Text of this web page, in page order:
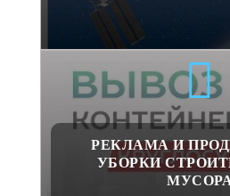
РЕКЛАМА И
УБОРКИ